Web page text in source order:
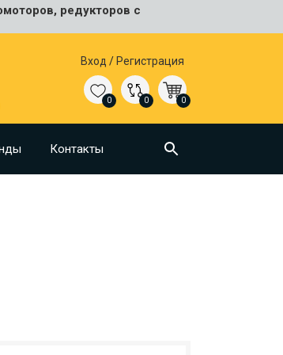
редукторов с
Вход / Регистрация
0 0 0
Контакты